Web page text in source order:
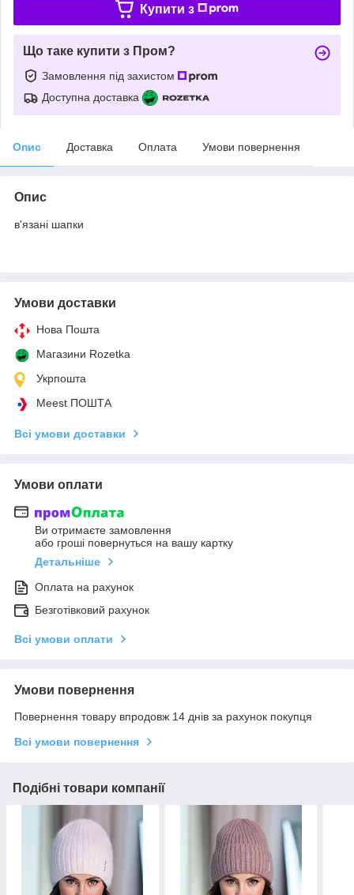
Купити з
Що таке купити з Пром?
Замовлення під захистом
Доступна доставка
Опис Доставка Оплата Умови повернення
Опис
в'язані шапки
Умови доставки
Нова Пошта
Магазини Rozetka
Укрпошта
Meest ПОШТА
Всі умови доставки
Умови оплати
Ви отримаєте замовлення
або гроші повернуться на вашу картку
Детальніше
Оплата на рахунок
Безготівковий рахунок
Всі умови оплати
Умови повернення
Повернення товару впродовж 14 днів за рахунок покупця
Всі умови повернення
Подібні товари компанії